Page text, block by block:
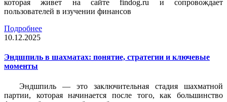
которая живет на сайте findog.ru и сопровождает
пользователей в изучении финансов
Подробнее
10.12.2025
Эндшпиль в шахматах: понятие, стратегии и ключевые
моменты
Эндшпиль — это заключительная стадия шахматной
партии, которая начинается после того, как большинство